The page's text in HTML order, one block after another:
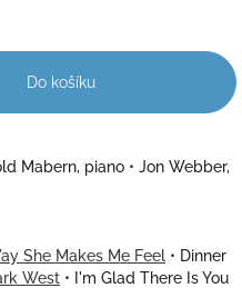
Do košíku
Mabern, piano • Jon Webber,
She Makes Me Feel • Dinner
West • I'm Glad There Is You